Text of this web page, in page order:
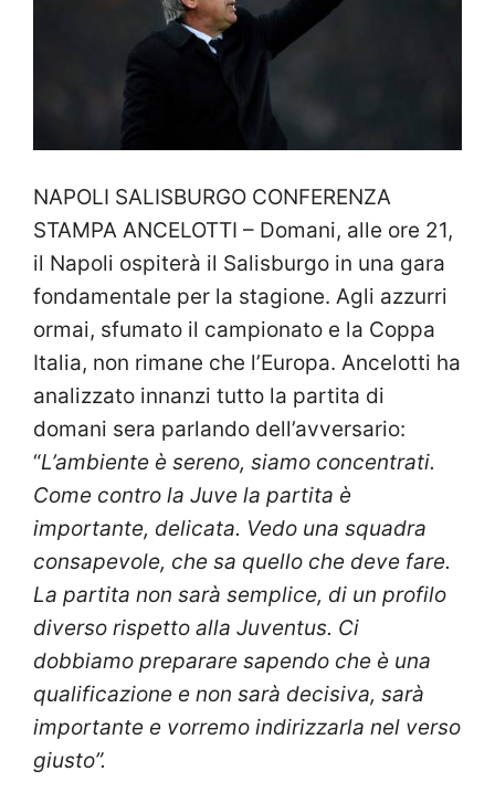
NAPOLI SALISBURGO CONFERENZA
STAMPA ANCELOTTI – Domani, alle ore 21,
il Napoli ospiterà il Salisburgo in una gara
fondamentale per la stagione. Agli azzurri
ormai, sfumato il campionato e la Coppa
Italia, non rimane che l’Europa. Ancelotti ha
analizzato innanzi tutto la partita di
domani sera parlando dell’avversario:
“L’ambiente è sereno, siamo concentrati.
Come contro la Juve la partita è
importante, delicata. Vedo una squadra
consapevole, che sa quello che deve fare.
La partita non sarà semplice, di un profilo
diverso rispetto alla Juventus. Ci
dobbiamo preparare sapendo che è una
qualificazione e non sarà decisiva, sarà
importante e vorremo indirizzarla nel verso
giusto”.